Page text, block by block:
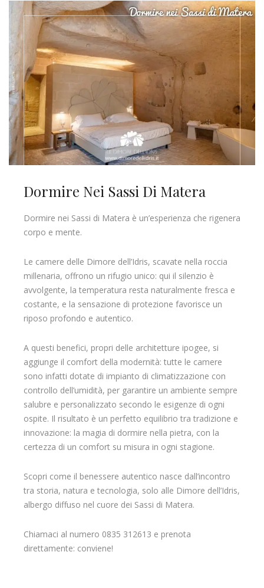
Dormire Nei Sassi Di Matera
Dormire nei Sassi di Matera è un’esperienza che rigenera
corpo e mente.
Le camere delle Dimore dell’Idris, scavate nella roccia
millenaria, offrono un rifugio unico: qui il silenzio è
avvolgente, la temperatura resta naturalmente fresca e
costante, e la sensazione di protezione favorisce un
riposo profondo e autentico.
A questi benefici, propri delle architetture ipogee, si
aggiunge il comfort della modernità: tutte le camere
sono infatti dotate di impianto di climatizzazione con
controllo dell’umidità, per garantire un ambiente sempre
salubre e personalizzato secondo le esigenze di ogni
ospite. Il risultato è un perfetto equilibrio tra tradizione e
innovazione: la magia di dormire nella pietra, con la
certezza di un comfort su misura in ogni stagione.
Scopri come il benessere autentico nasce dall’incontro
tra storia, natura e tecnologia, solo alle Dimore dell’Idris,
albergo diffuso nel cuore dei Sassi di Matera.
Chiamaci al numero 0835 312613 e prenota
direttamente: conviene!